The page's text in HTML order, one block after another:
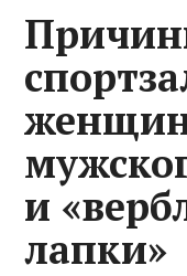
и
лапки»